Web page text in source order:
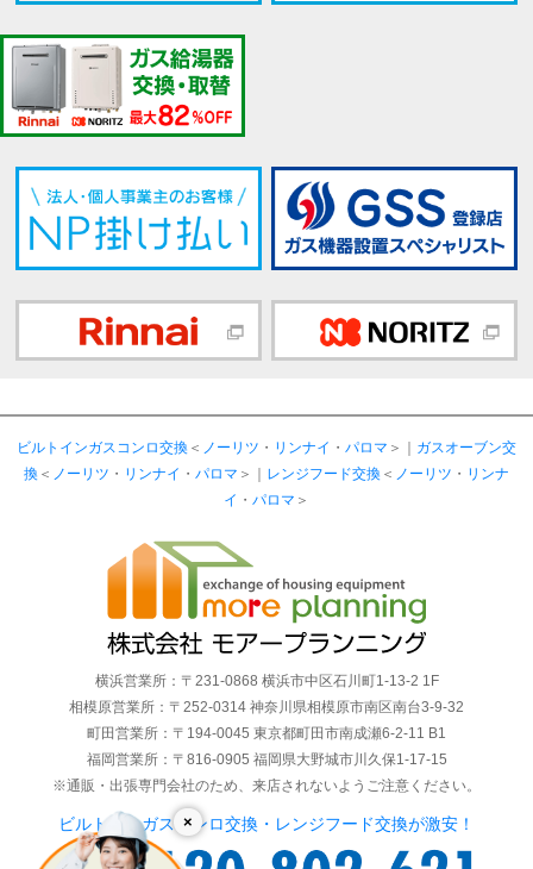
×
ビルトインガスコンロ交換 ＜ ノーリツ ・ リンナイ ・ パロマ ＞｜ ガスオーブン交
換 ＜ ノーリツ ・ リンナイ ・ パロマ ＞｜ レンジフード交換 ＜ ノーリツ ・ リンナ
イ ・ パロマ ＞
横浜営業所：〒231-0868 横浜市中区石川町1-13-2 1F
相模原営業所：〒252-0314 神奈川県相模原市南区南台3-9-32
町田営業所：〒194-0045 東京都町田市南成瀬6-2-11 B1
福岡営業所：〒816-0905 福岡県大野城市川久保1-17-15
※通販・出張専門会社のため、来店されないようご注意ください。
ビルトインガスコンロ交換・レンジフード交換が激安！